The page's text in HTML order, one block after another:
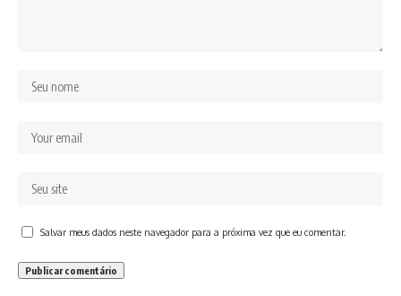
Salvar meus dados neste navegador para a próxima vez que eu comentar.